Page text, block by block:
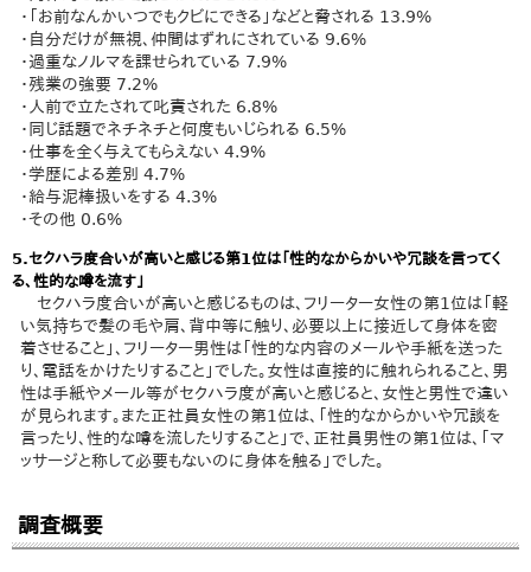
・「お前なんかいつでもクビにできる」などと脅される 13.9%
・自分だけが無視、仲間はずれにされている 9.6%
・過重なノルマを課せられている 7.9%
・残業の強要 7.2%
・人前で立たされて叱責された 6.8%
・同じ話題でネチネチと何度もいじられる 6.5%
・仕事を全く与えてもらえない 4.9%
・学歴による差別 4.7%
・給与泥棒扱いをする 4.3%
・その他 0.6%
5.セクハラ度合いが高いと感じる第1位は「性的なからかいや冗談を言ってく
る、性的な噂を流す」
セクハラ度合いが高いと感じるものは、フリーター女性の第1位は「軽
い気持ちで髪の毛や肩、背中等に触り、必要以上に接近して身体を密
着させること」、フリーター男性は「性的な内容のメールや手紙を送った
り、電話をかけたりすること」でした。女性は直接的に触れられること、男
性は手紙やメール等がセクハラ度が高いと感じると、女性と男性で違い
が見られます。また正社員女性の第1位は、「性的なからかいや冗談を
言ったり、性的な噂を流したりすること」で、正社員男性の第1位は、「マ
ッサージと称して必要もないのに身体を触る」でした。
調査概要